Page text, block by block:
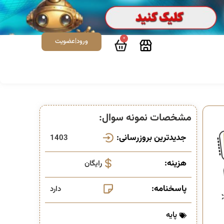
0 ورود|عضویت
مشخصات نمونه سوال:
جدیدترین بروزرسانی: 1403
هزینه: رایگان
پاسخنامه: دارد
پایه